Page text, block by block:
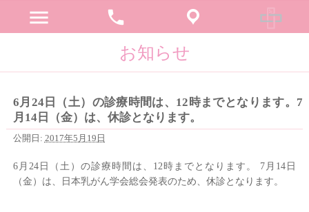
menu phone
お知らせ
6月24日（土）の診療時間は、12時までとなります。7
月14日（金）は、休診となります。
公開日: 2017年5月19日
6月24日（土）の診療時間は、12時までとなります。 7月14日
（金）は、日本乳がん学会総会発表のため、休診となります。